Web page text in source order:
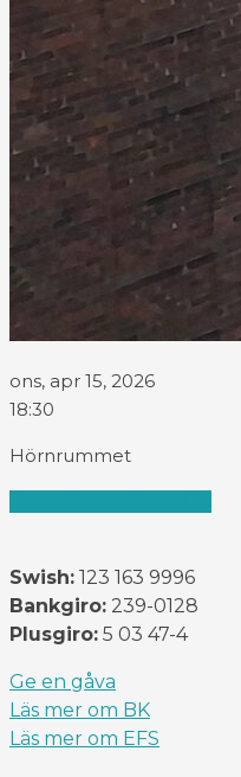
ons, apr 15, 2026
18:30
Hörnrummet
Swish: 123 163 9996
Bankgiro: 239-0128
Plusgiro: 5 03 47-4
Ge en gåva
Läs mer om BK
Läs mer om EFS